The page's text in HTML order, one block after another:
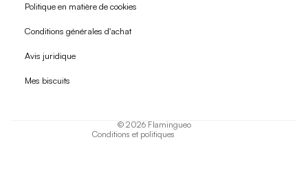
Politique en matière de cookies
Conditions générales d'achat
Avis juridique
Mes biscuits
© 2026 Flamingueo
Conditions et politiques
Politique de remboursement